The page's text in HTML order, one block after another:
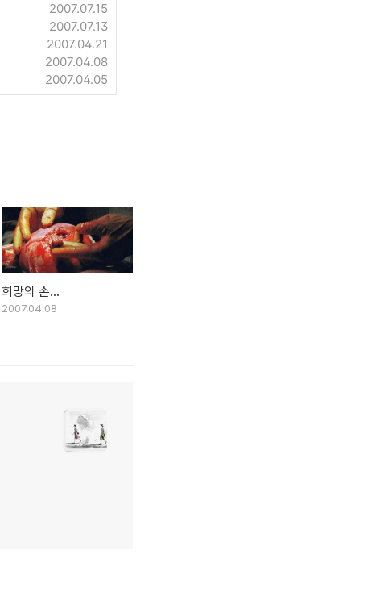
2007.07.15
2007.07.13
2007.04.21
2007.04.08
2007.04.05
희망의 손...
2007.04.08